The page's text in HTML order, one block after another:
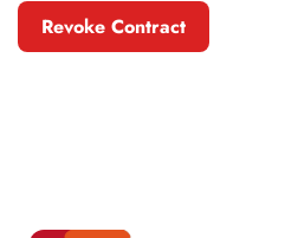
Revoke Contract